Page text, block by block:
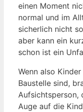
einen Moment
normal und im
sicherlich nicht
aber kann ein
schon ist ein
Wenn also
Baustelle sind,
Aufsichtsperson,
Auge auf die